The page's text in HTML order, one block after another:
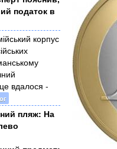
податок в
корпус
вдалося -
пляж: На